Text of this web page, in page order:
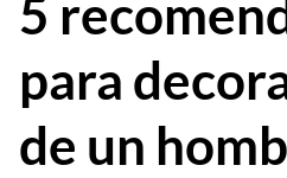
5
para
de un